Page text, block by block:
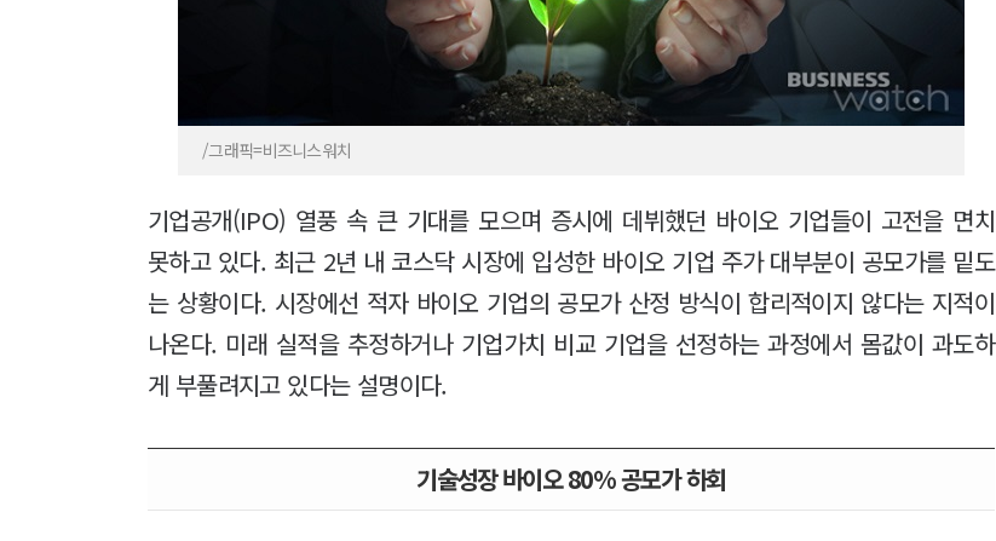
/그래픽=비즈니스워치
기업공개(IPO) 열풍 속 큰 기대를 모으며 증시에 데뷔했던 바이오 기업들이 고전을 면치
못하고 있다. 최근 2년 내 코스닥 시장에 입성한 바이오 기업 주가 대부분이 공모가를 밑도
는 상황이다. 시장에선 적자 바이오 기업의 공모가 산정 방식이 합리적이지 않다는 지적이
나온다. 미래 실적을 추정하거나 기업가치 비교 기업을 선정하는 과정에서 몸값이 과도하
게 부풀려지고 있다는 설명이다.
기술성장 바이오 80% 공모가 하회